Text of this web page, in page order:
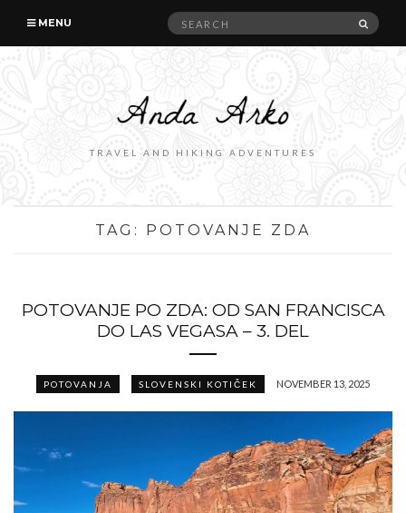
MENU
Search
TRAVEL AND HIKING ADVENTURES
TAG: POTOVANJE ZDA
POTOVANJE PO ZDA: OD SAN FRANCISCA
DO LAS VEGASA – 3. DEL
POTOVANJA SLOVENSKI KOTIČEK NOVEMBER 13, 2025